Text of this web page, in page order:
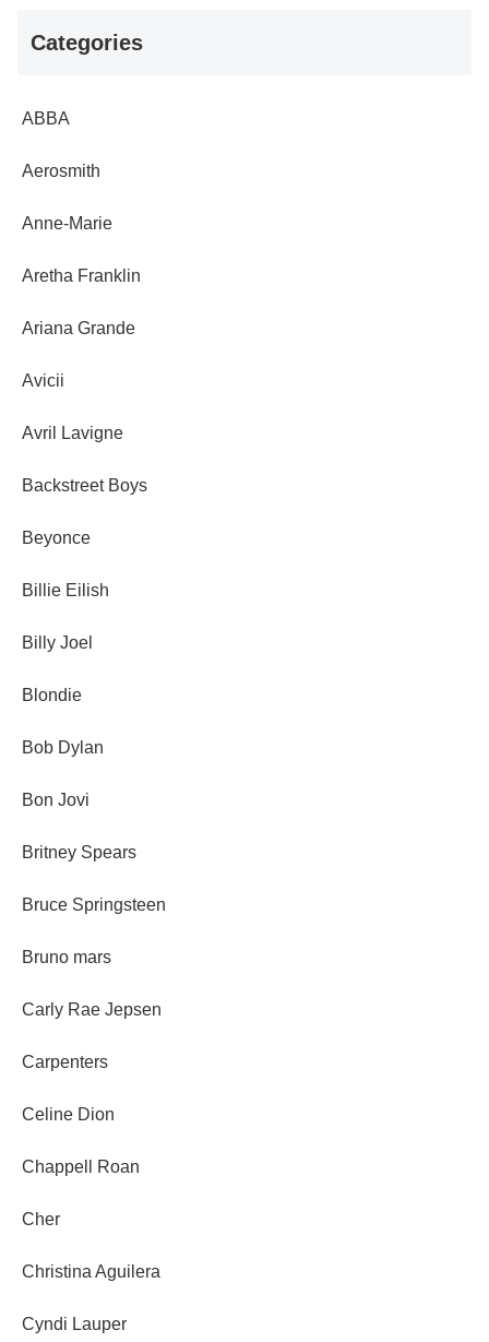
Categories
ABBA
Aerosmith
Anne-Marie
Aretha Franklin
Ariana Grande
Avicii
Avril Lavigne
Backstreet Boys
Beyonce
Billie Eilish
Billy Joel
Blondie
Bob Dylan
Bon Jovi
Britney Spears
Bruce Springsteen
Bruno mars
Carly Rae Jepsen
Carpenters
Celine Dion
Chappell Roan
Cher
Christina Aguilera
Cyndi Lauper